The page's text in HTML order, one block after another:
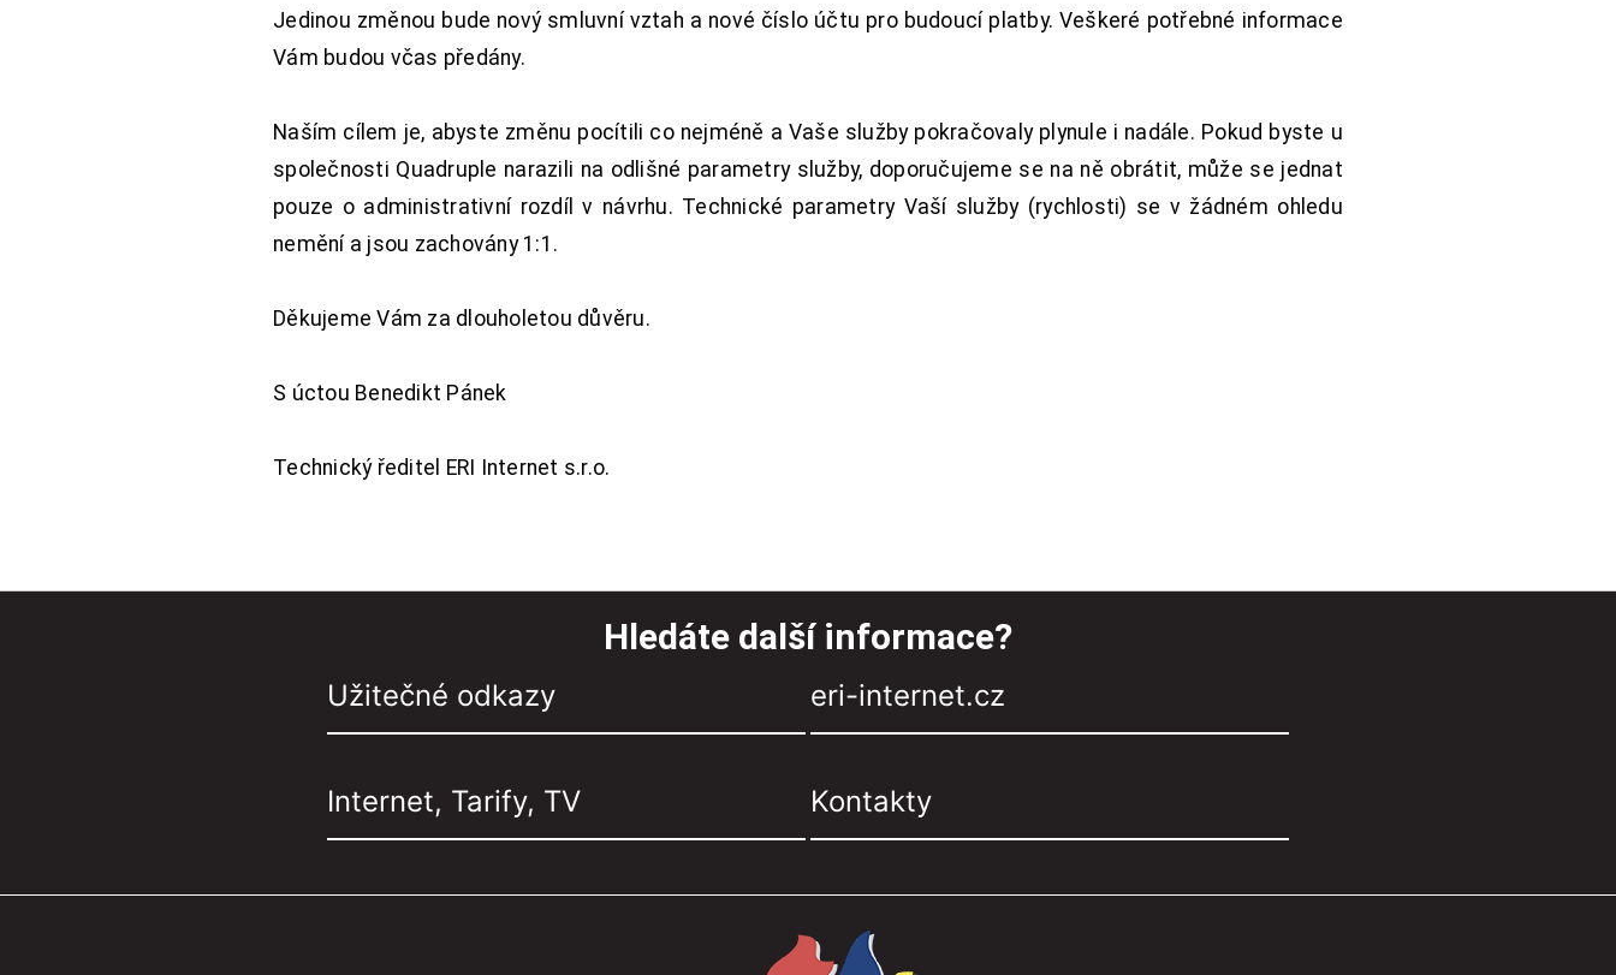
Jedinou změnou bude nový smluvní vztah a nové číslo účtu pro budoucí platby. Veškeré potřebné informace
Vám budou včas předány.
Naším cílem je, abyste změnu pocítili co nejméně a Vaše služby pokračovaly plynule i nadále. Pokud byste u
společnosti Quadruple narazili na odlišné parametry služby, doporučujeme se na ně obrátit, může se jednat
pouze o administrativní rozdíl v návrhu. Technické parametry Vaší služby (rychlosti) se v žádném ohledu
nemění a jsou zachovány 1:1.
Děkujeme Vám za dlouholetou důvěru.
S úctou Benedikt Pánek
Technický ředitel ERI Internet s.r.o.
Hledáte další informace?
Užitečné odkazy eri-internet.cz
Internet, Tarify, TV Kontakty